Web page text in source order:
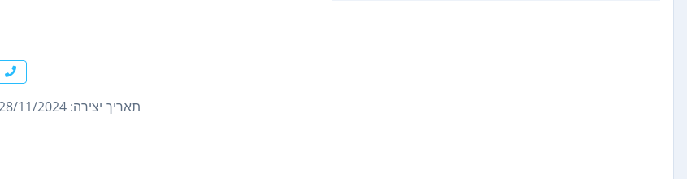
תאריך יצירה: 28/11/2024